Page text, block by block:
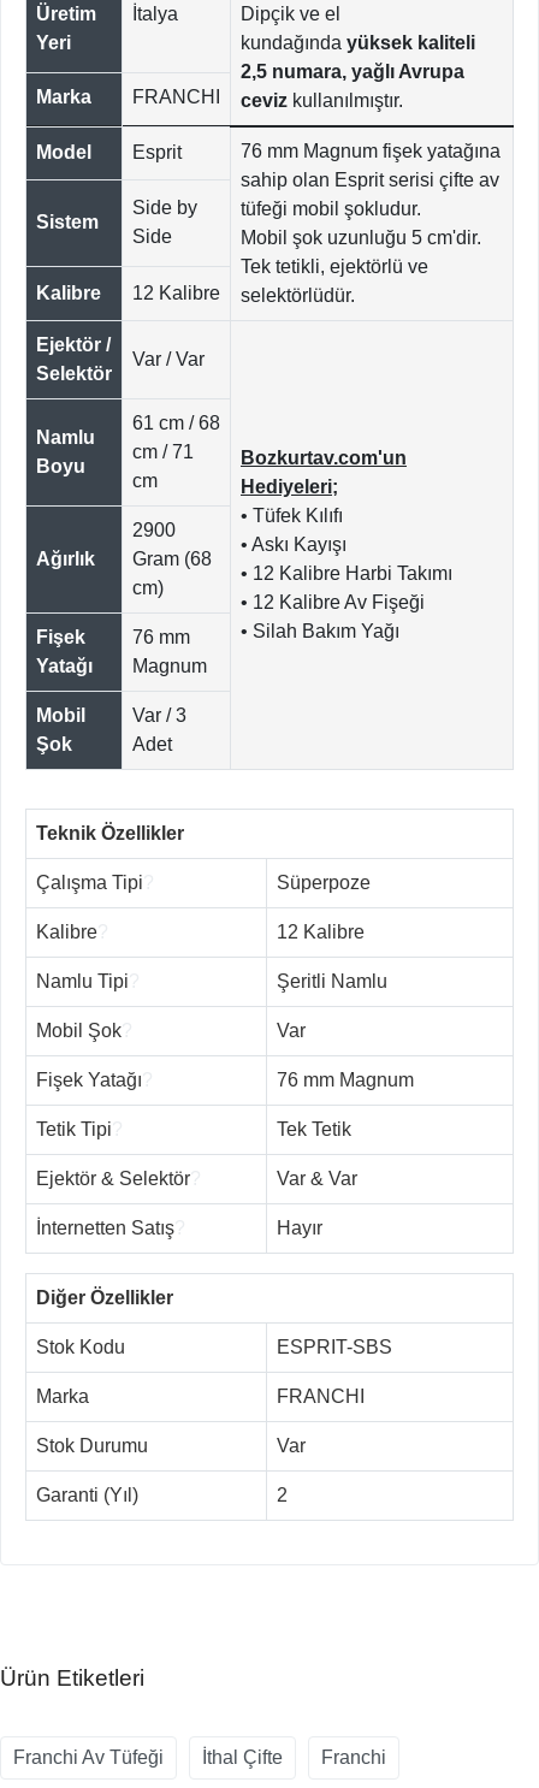
Üretim
Yeri
İtalya
Dipçik ve el
kundağında yüksek kaliteli
2,5 numara, yağlı Avrupa
ceviz kullanılmıştır.
Marka FRANCHI
Model Esprit
76 mm Magnum fişek yatağına
sahip olan Esprit serisi çifte av
tüfeği mobil şokludur.
Mobil şok uzunluğu 5 cm'dir.
Tek tetikli, ejektörlü ve
selektörlüdür.
Sistem
Side by
Side
Kalibre 12 Kalibre
Ejektör /
Selektör
Var / Var
Bozkurtav.com'un
Hediyeleri;
• Tüfek Kılıfı
• Askı Kayışı
• 12 Kalibre Harbi Takımı
• 12 Kalibre Av Fişeği
• Silah Bakım Yağı
Namlu
Boyu
61 cm / 68
cm / 71
cm
Ağırlık
2900
Gram (68
cm)
Fişek
Yatağı
76 mm
Magnum
Mobil
Şok
Var / 3
Adet
Teknik Özellikler
Çalışma Tipi Süperpoze
Kalibre 12 Kalibre
Namlu Tipi Şeritli Namlu
Mobil Şok Var
Fişek Yatağı 76 mm Magnum
Tetik Tipi Tek Tetik
Ejektör & Selektör Var & Var
İnternetten Satış Hayır
Diğer Özellikler
Stok Kodu ESPRIT-SBS
Marka FRANCHI
Stok Durumu Var
Garanti (Yıl) 2
Ürün Etiketleri
Franchi Av Tüfeği İthal Çifte Franchi